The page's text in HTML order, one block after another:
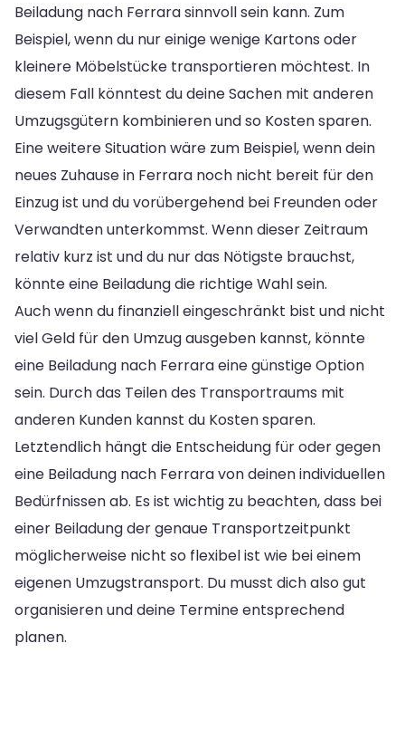
Beiladung nach Ferrara sinnvoll sein kann. Zum
Beispiel, wenn du nur einige wenige Kartons oder
kleinere Möbelstücke transportieren möchtest. In
diesem Fall könntest du deine Sachen mit anderen
Umzugsgütern kombinieren und so Kosten sparen.
Eine weitere Situation wäre zum Beispiel, wenn dein
neues Zuhause in Ferrara noch nicht bereit für den
Einzug ist und du vorübergehend bei Freunden oder
Verwandten unterkommst. Wenn dieser Zeitraum
relativ kurz ist und du nur das Nötigste brauchst,
könnte eine Beiladung die richtige Wahl sein.
Auch wenn du finanziell eingeschränkt bist und nicht
viel Geld für den Umzug ausgeben kannst, könnte
eine Beiladung nach Ferrara eine günstige Option
sein. Durch das Teilen des Transportraums mit
anderen Kunden kannst du Kosten sparen.
Letztendlich hängt die Entscheidung für oder gegen
eine Beiladung nach Ferrara von deinen individuellen
Bedürfnissen ab. Es ist wichtig zu beachten, dass bei
einer Beiladung der genaue Transportzeitpunkt
möglicherweise nicht so flexibel ist wie bei einem
eigenen Umzugstransport. Du musst dich also gut
organisieren und deine Termine entsprechend
planen.